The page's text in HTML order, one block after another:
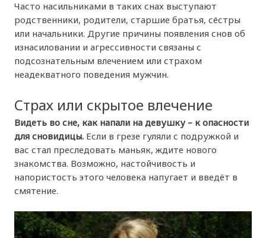
Часто насильниками в таких снах выступают
родственники, родители, старшие братья, сёстры
или начальники. Другие причины появления снов об
изнасиловании и агрессивности связаны с
подсознательным влечением или страхом
неадекватного поведения мужчин.
Страх или скрытое влечение
Видеть во сне, как напали на девушку – к опасности
для сновидицы. Если в грезе гуляли с подружкой и
вас стал преследовать маньяк, ждите нового
знакомства. Возможно, настойчивость и
напористость этого человека напугает и введёт в
смятение.